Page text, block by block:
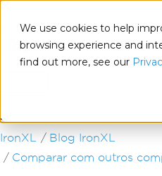
We use cookies to help
browsing experience and
find out more, see our
Ir para o conteúdo do rodapé
IronXL
Blog IronXL
Comparar com outros